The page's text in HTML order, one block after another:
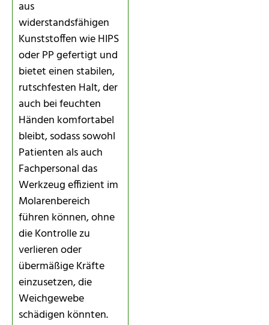
aus
widerstandsfähigen
Kunststoffen wie HIPS
oder PP gefertigt und
bietet einen stabilen,
rutschfesten Halt, der
auch bei feuchten
Händen komfortabel
bleibt, sodass sowohl
Patienten als auch
Fachpersonal das
Werkzeug effizient im
Molarenbereich
führen können, ohne
die Kontrolle zu
verlieren oder
übermäßige Kräfte
einzusetzen, die
Weichgewebe
schädigen könnten.